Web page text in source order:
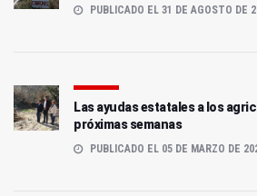
PUBLICADO EL 31 DE AGOSTO DE
Las ayudas estatales a los
próximas semanas
PUBLICADO EL 05 DE MARZO DE